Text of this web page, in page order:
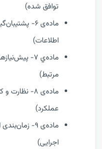
توافق شده)
ماده‌ی ۶-
اطلاعات)
ماده‌ي ۷-
مرتبط)
ماده‌ی ۸-
عملکرد)
ماده‌ی ۹-
اجرایی)